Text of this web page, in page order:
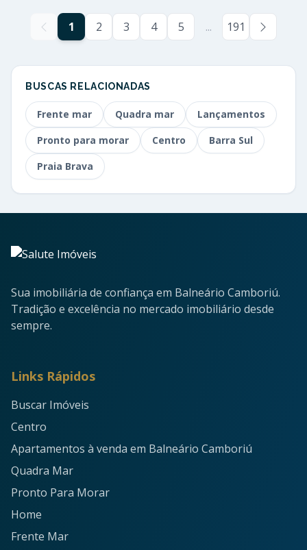
1 2 3 4 5 ... 191
BUSCAS RELACIONADAS
Frente mar Quadra mar
Lançamentos
Pronto para morar
Centro
Barra Sul
Praia Brava
Sua imobiliária de confiança em Balneário Camboriú.
Tradição e excelência no mercado imobiliário desde
sempre.
Links Rápidos
Buscar Imóveis
Centro
Apartamentos à venda em Balneário Camboriú
Quadra Mar
Pronto Para Morar
Home
Frente Mar